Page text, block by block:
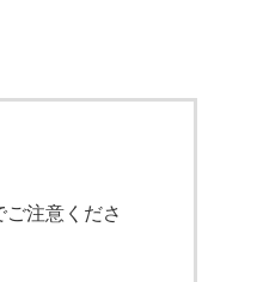
注意くださ